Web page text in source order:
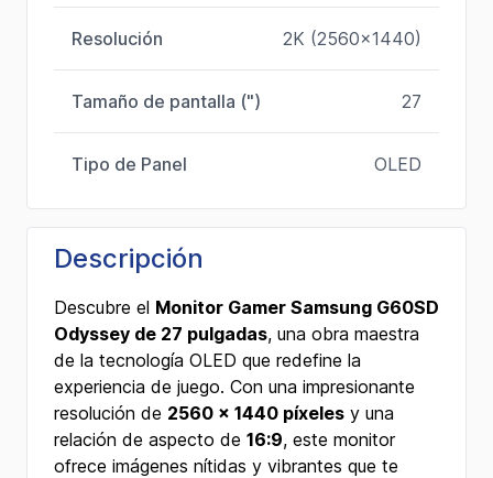
Resolución 2K (2560x1440)
Tamaño de pantalla (") 27
Tipo de Panel OLED
Descripción
Descubre el Monitor Gamer Samsung G60SD
Odyssey de 27 pulgadas, una obra maestra
de la tecnología OLED que redefine la
experiencia de juego. Con una impresionante
resolución de 2560 x 1440 píxeles y una
relación de aspecto de 16:9, este monitor
ofrece imágenes nítidas y vibrantes que te